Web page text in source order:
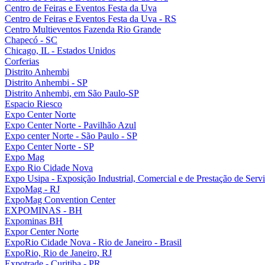
Centro de Feiras e Eventos Festa da Uva
Centro de Feiras e Eventos Festa da Uva - RS
Centro Multieventos Fazenda Rio Grande
Chapecó - SC
Chicago, IL - Estados Unidos
Corferias
Distrito Anhembi
Distrito Anhembi - SP
Distrito Anhembi, em São Paulo-SP
Espacio Riesco
Expo Center Norte
Expo Center Norte - Pavilhão Azul
Expo center Norte - São Paulo - SP
Expo Center Norte - SP
Expo Mag
Expo Rio Cidade Nova
Expo Usipa - Exposição Industrial, Comercial e de Prestação de
ExpoMag - RJ
ExpoMag Convention Center
EXPOMINAS - BH
Expominas BH
Expor Center Norte
ExpoRio Cidade Nova - Rio de Janeiro - Brasil
ExpoRio, Rio de Janeiro, RJ